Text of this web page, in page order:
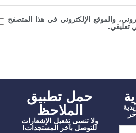
الإلكتروني في هذا المتصفح
‫حمل تطبيق
الملاحظ
ولا تنسى تفعيل الإشعارات
للتوصل بآخر المستجدات!